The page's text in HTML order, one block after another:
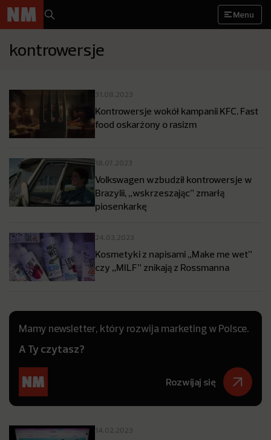
Menu
kontrowersje
31.08.2023
Kontrowersje wokół kampanii KFC. Fast
food oskarżony o rasizm
18.07.2023
Volkswagen wzbudził kontrowersje w
Brazylii, „wskrzeszając” zmarłą
piosenkarkę
24.03.2023
Kosmetyki z napisami „Make me wet”
czy „MILF” znikają z Rossmanna
Mamy newsletter, który rozwija marketing w Polsce.
A Ty czytasz?
Rozwijaj się
14.02.2023